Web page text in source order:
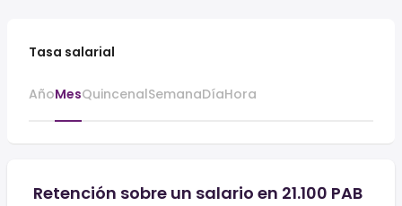
Tasa salarial
AñoMesQuincenalSemanaDíaHora
Retención sobre un salario en 21.100 PAB